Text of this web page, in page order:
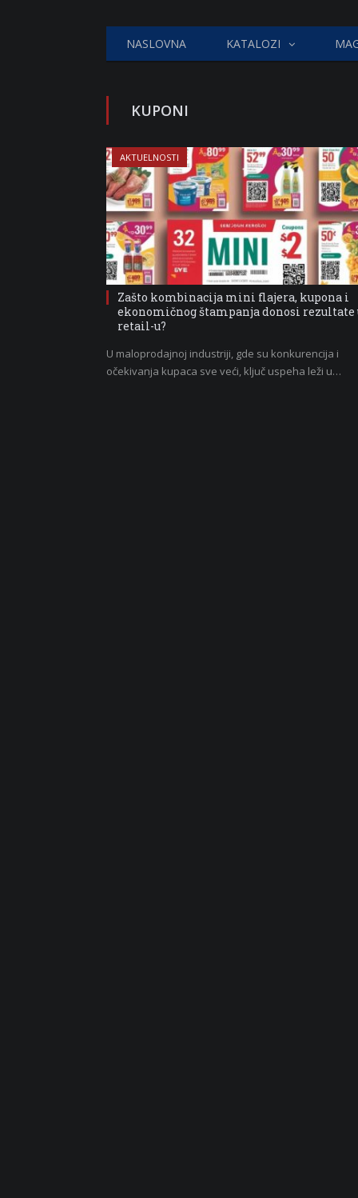
NASLOVNA KATALOZI
KUPONI
AKTUELNOSTI
Zašto kombinacija mini flajera, kupona i
ekonomičnog štampanja donosi rezultate
retail-u?
U maloprodajnoj industriji, gde su konkurencija i
očekivanja kupaca sve veći, ključ uspeha leži u…